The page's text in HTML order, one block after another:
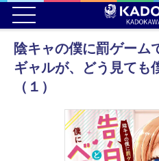
陰キャの僕に罰ゲーム
ギャルが、どう見て
（１）